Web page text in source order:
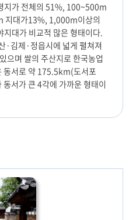
지가 전체의 51%, 100~500m
지대가13%, 1,000m이상의
대가 비교적 많은 형태이다.
·김제·정읍시에 넓게 펼쳐져
으며 쌀의 주산지로 한국농업
동서로 약 175.5km(도서포
서가 큰 4각에 가까운 형태이